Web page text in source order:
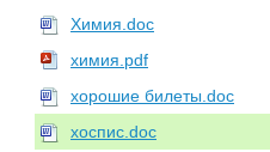
Химия.doc
химия.pdf
хорошие билеты.doc
хоспис.doc